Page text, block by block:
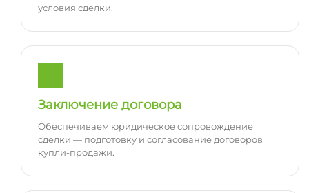
условия сделки.
Заключение договора
Обеспечиваем юридическое сопровождение
сделки — подготовку и согласование договоров
купли-продажи.